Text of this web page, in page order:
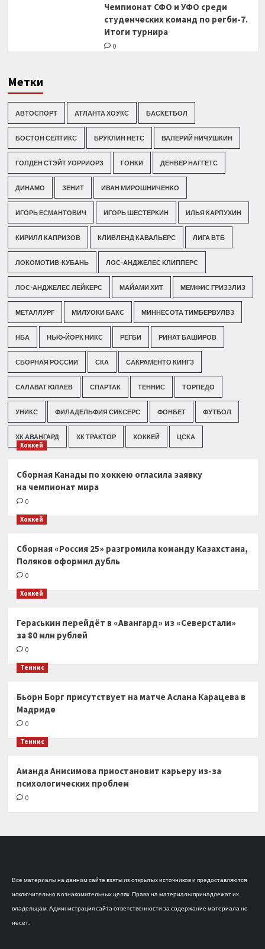
Чемпионат СФО и УФО среди
студенческих команд по регби-7.
Итоги турнира
0
Метки
АВТОСПОРТ АТЛАНТА ХОУКС БАСКЕТБОЛ
БОСТОН СЕЛТИКС БРУКЛИН НЕТС ВАЛЕРИЙ НИЧУШКИН
ГОЛДЕН СТЭЙТ УОРРИОРЗ ГОНКИ ДЕНВЕР НАГГЕТС
ДИНАМО ЗЕНИТ ИВАН МИРОШНИЧЕНКО
ИГОРЬ ЕСМАНТОВИЧ ИГОРЬ ШЕСТЕРКИН ИЛЬЯ КАРПУХИН
КИРИЛЛ КАПРИЗОВ КЛИВЛЕНД КАВАЛЬЕРС ЛИГА ВТБ
ЛОКОМОТИВ-КУБАНЬ ЛОС-АНДЖЕЛЕС КЛИППЕРС
ЛОС-АНДЖЕЛЕС ЛЕЙКЕРС МАЙАМИ ХИТ МЕМФИС ГРИЗЗЛИЗ
МЕТАЛЛУРГ МИЛУОКИ БАКС МИННЕСОТА ТИМБЕРВУЛВЗ
НБА НЬЮ-ЙОРК НИКС РЕГБИ РИНАТ БАШИРОВ
СБОРНАЯ РОССИИ СКА САКРАМЕНТО КИНГЗ
САЛАВАТ ЮЛАЕВ СПАРТАК ТЕННИС ТОРПЕДО
УНИКС ФИЛАДЕЛЬФИЯ СИКСЕРС ФОНБЕТ ФУТБОЛ
ХК АВАНГАРД ХК ТРАКТОР ХОККЕЙ ЦСКА
Хоккей
Сборная Канады по хоккею огласила заявку
на чемпионат мира
0
Хоккей
Сборная «Россия 25» разгромила команду Казахстана,
Поляков оформил дубль
0
Хоккей
Гераськин перейдёт в «Авангард» из «Северстали»
за 80 млн рублей
0
Теннис
Бьорн Борг присутствует на матче Аслана Карацева в
Мадриде
0
Теннис
Аманда Анисимова приостановит карьеру из-за
психологических проблем
0
Все материалы на данном сайте взяты из открытых источников и предоставляются
исключительно в ознакомительных целях. Права на материалы принадлежат их
владельцам. Администрация сайта ответственности за содержание материала не
несет.